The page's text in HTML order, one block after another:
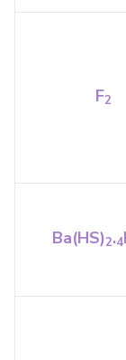
F2
Ba(HS)2.4